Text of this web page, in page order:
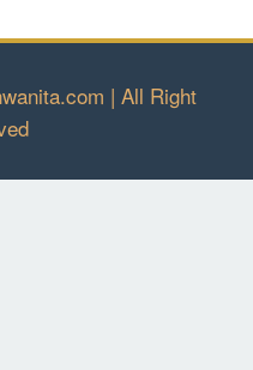
| All Right